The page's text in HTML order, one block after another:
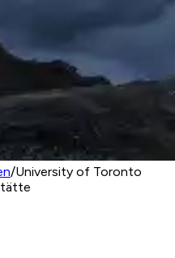
/University of Toronto